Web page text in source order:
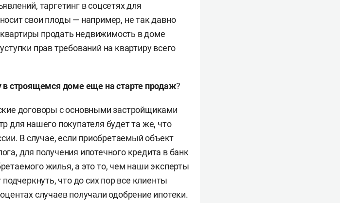
таргетинг в соцсетях для
свои плоды — например, не так давно
продать недвижимость в доме
прав требований на квартиру всего
в строящемся доме еще настарте продаж?
договоры с основными застройщиками
для нашего покупателя будет та же, что
В случае, если приобретаемый объект
для получения ипотечного кредита в банк
жилья, а это то, чем наши эксперты
что до сих пор все клиенты
случаев получали одобрение ипотеки.